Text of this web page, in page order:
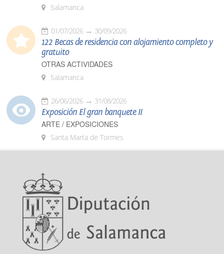
Salamanca
01/07/2026 30/09/2026
122 Becas de residencia con alojamiento completo y
gratuito
OTRAS ACTIVIDADES
Salamanca
26/06/2026 31/08/2026
Exposición El gran banquete II
ARTE / EXPOSICIONES
Santa Marta de Tormes